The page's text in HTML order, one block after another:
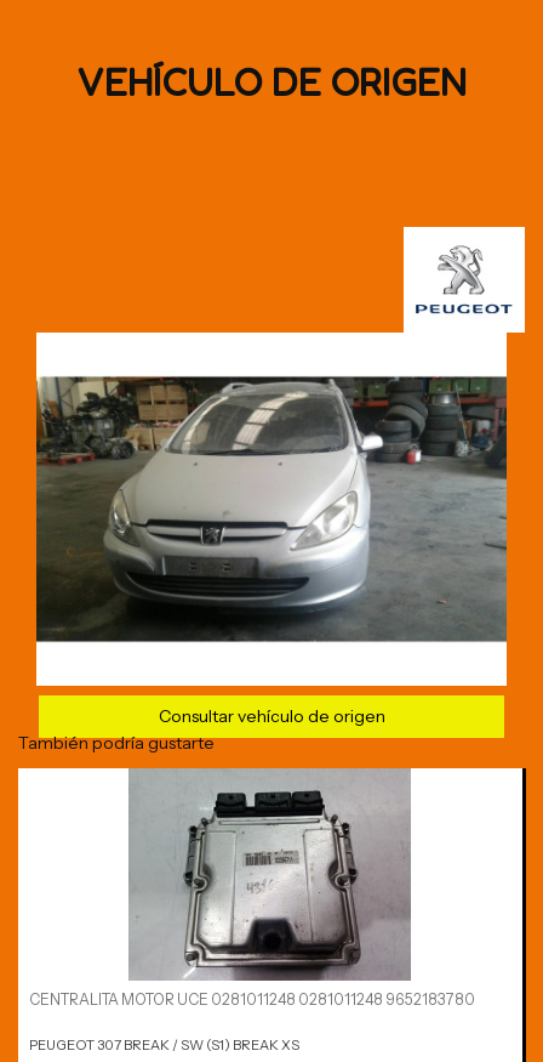
VEHÍCULO DE ORIGEN
Consultar vehículo de origen
También podría gustarte
CENTRALITA MOTOR UCE 0281011248 0281011248 9652183780
PEUGEOT 307 BREAK / SW (S1) BREAK XS